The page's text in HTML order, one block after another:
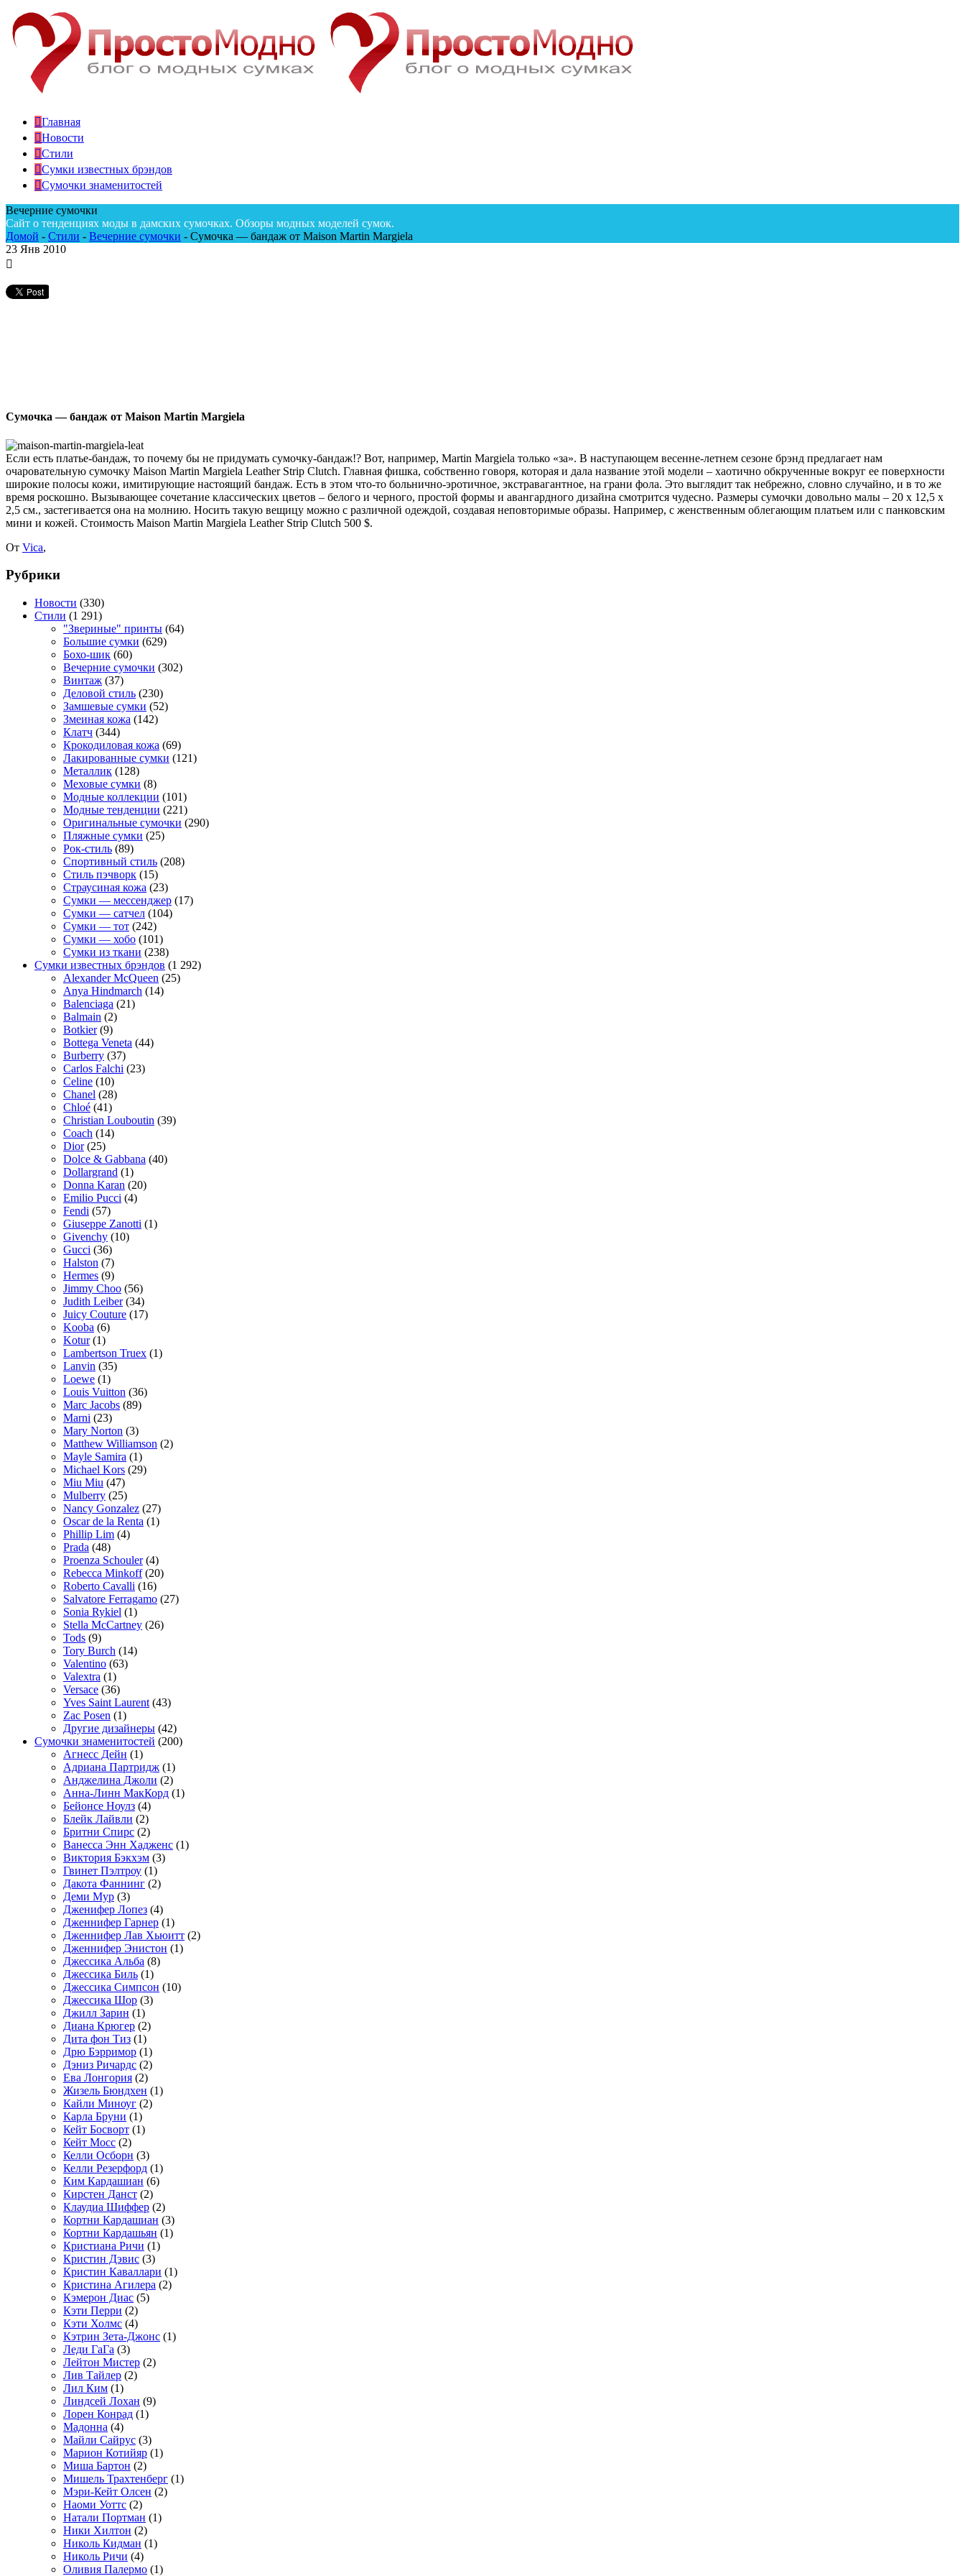
Главная
Новости
Стили
Сумки известных брэндов
Сумочки знаменитостей
Вечерние сумочки
Сайт о тенденциях моды в дамских сумочках. Обзоры модных моделей сумок.
Домой - Стили - Вечерние сумочки - Сумочка — бандаж от Maison Martin Margiela
23 Янв 2010
Сумочка — бандаж от Maison Martin Margiela
Если есть платье-бандаж, то почему бы не придумать сумочку-бандаж!? Вот, например, Martin Margiela только «за». В наступающем весенне-летнем сезоне брэнд предлагает нам
очаровательную сумочку Maison Martin Margiela Leather Strip Clutch. Главная фишка, собственно говоря, которая и дала название этой модели – хаотично обкрученные вокруг ее поверхности
широкие полосы кожи, имитирующие настоящий бандаж. Есть в этом что-то больнично-эротичное, экстравагантное, на грани фола. Это выглядит так небрежно, словно случайно, и в то же
время роскошно. Вызывающее сочетание классических цветов – белого и черного, простой формы и авангардного дизайна смотрится чудесно. Размеры сумочки довольно малы – 20 х 12,5 х
2,5 см., застегивается она на молнию. Носить такую вещицу можно с различной одеждой, создавая неповторимые образы. Например, с женственным облегающим платьем или с панковским
мини и кожей. Стоимость Maison Martin Margiela Leather Strip Clutch 500 $.
От Vica,
Рубрики
Новости (330)
Стили (1 291)
"Звериные" принты (64)
Большие сумки (629)
Бохо-шик (60)
Вечерние сумочки (302)
Винтаж (37)
Деловой стиль (230)
Замшевые сумки (52)
Змеиная кожа (142)
Клатч (344)
Крокодиловая кожа (69)
Лакированные сумки (121)
Металлик (128)
Меховые сумки (8)
Модные коллекции (101)
Модные тенденции (221)
Оригинальные сумочки (290)
Пляжные сумки (25)
Рок-стиль (89)
Спортивный стиль (208)
Стиль пэчворк (15)
Страусиная кожа (23)
Сумки — мессенджер (17)
Сумки — сатчел (104)
Сумки — тот (242)
Сумки — хобо (101)
Сумки из ткани (238)
Сумки известных брэндов (1 292)
Alexander McQueen (25)
Anya Hindmarch (14)
Balenciaga (21)
Balmain (2)
Botkier(9)
Bottega Veneta (44)
Burberry (37)
Carlos Falchi (23)
Celine (10)
Chanel (28)
Chloé (41)
Christian Louboutin (39)
Coach (14)
Dior(25)
Dolce & Gabbana (40)
Dollargrand (1)
Donna Karan (20)
Emilio Pucci (4)
Fendi (57)
Giuseppe Zanotti (1)
Givenchy (10)
Gucci (36)
Halston (7)
Hermes (9)
Jimmy Choo (56)
Judith Leiber(34)
Juicy Couture (17)
Kooba (6)
Kotur(1)
Lambertson Truex (1)
Lanvin (35)
Loewe (1)
Louis Vuitton (36)
Marc Jacobs (89)
Marni (23)
Mary Norton (3)
Matthew Williamson (2)
Mayle Samira (1)
Michael Kors (29)
Miu Miu (47)
Mulberry (25)
Nancy Gonzalez (27)
Oscar de la Renta (1)
Phillip Lim (4)
Prada (48)
Proenza Schouler(4)
Rebecca Minkoff(20)
Roberto Cavalli (16)
Salvatore Ferragamo (27)
Sonia Rykiel (1)
Stella McCartney (26)
Tods (9)
Tory Burch (14)
Valentino (63)
Valextra (1)
Versace (36)
Yves Saint Laurent (43)
Zac Posen (1)
Другие дизайнеры (42)
Сумочки знаменитостей (200)
Агнесс Дейн (1)
Адриана Партридж (1)
Анджелина Джоли (2)
Анна-Линн МакКорд (1)
Бейонсе Ноулз (4)
Блейк Лайвли (2)
Бритни Спирс (2)
Ванесса Энн Хадженс (1)
Виктория Бэкхэм (3)
Гвинет Пэлтроу (1)
Дакота Фаннинг (2)
Деми Мур (3)
Дженифер Лопез (4)
Дженнифер Гарнер (1)
Дженнифер Лав Хьюитт (2)
Дженнифер Энистон (1)
Джессика Альба (8)
Джессика Биль (1)
Джессика Симпсон (10)
Джессика Шор (3)
Джилл Зарин (1)
Диана Крюгер (2)
Дита фон Тиз (1)
Дрю Бэрримор (1)
Дэниз Ричардс (2)
Ева Лонгория (2)
Жизель Бюндхен (1)
Кайли Миноуг (2)
Карла Бруни (1)
Кейт Босворт (1)
Кейт Мосс (2)
Келли Осборн (3)
Келли Резерфорд (1)
Ким Кардашиан (6)
Кирстен Данст (2)
Клаудиа Шиффер (2)
Кортни Кардашиан (3)
Кортни Кардашьян (1)
Кристиана Ричи (1)
Кристин Дэвис (3)
Кристин Каваллари (1)
Кристина Агилера (2)
Кэмерон Диас (5)
Кэти Перри (2)
Кэти Холмс (4)
Кэтрин Зета-Джонс (1)
Леди ГаГа (3)
Лейтон Мистер (2)
Лив Тайлер (2)
Лил Ким (1)
Линдсей Лохан (9)
Лорен Конрад (1)
Мадонна (4)
Майли Сайрус (3)
Марион Котийяр (1)
Миша Бартон (2)
Мишель Трахтенберг (1)
Мэри-Кейт Олсен (2)
Наоми Уоттс (2)
Натали Портман (1)
Ники Хилтон (2)
Николь Кидман (1)
Николь Ричи (4)
Оливия Палермо (1)